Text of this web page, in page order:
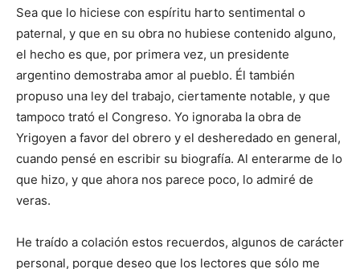
Sea que lo hiciese con espíritu harto sentimental o
paternal, y que en su obra no hubiese contenido alguno,
el hecho es que, por primera vez, un presidente
argentino demostraba amor al pueblo. Él también
propuso una ley del trabajo, ciertamente notable, y que
tampoco trató el Congreso. Yo ignoraba la obra de
Yrigoyen a favor del obrero y el desheredado en general,
cuando pensé en escribir su biografía. Al enterarme de lo
que hizo, y que ahora nos parece poco, lo admiré de
veras.
He traído a colación estos recuerdos, algunos de carácter
personal, porque deseo que los lectores que sólo me